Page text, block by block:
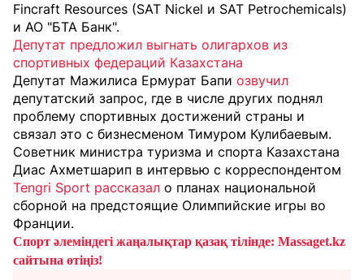
Fincraft Resources (SAT Nickel и SAT Petrochemicals)
и АО "БТА Банк".
Депутат предложил выгнать олигархов из
спортивных федераций Казахстана
Депутат Мажилиса Ермурат Бапи озвучил
депутатский запрос, где в числе других поднял
проблему спортивных достижений страны и
связал это с бизнесменом Тимуром Кулибаевым.
Советник министра туризма и спорта Казахстана
Диас Ахметшарип в интервью с корреспондентом
Tengri Sport рассказал о планах национальной
сборной на предстоящие Олимпийские игры во
Франции.
Спорт әлеміндегі жаңалықтар қазақ тілінде: Massaget.kz
сайтына өтіңіз!